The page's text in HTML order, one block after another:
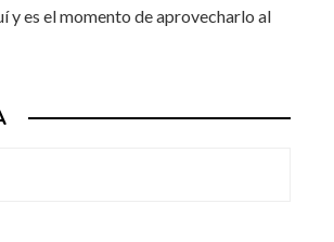
y es el momento de aprovecharlo al